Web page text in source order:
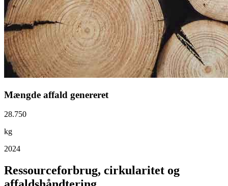
Mængde affald genereret
28.750
kg
2024
Ressourceforbrug, cirkularitet og